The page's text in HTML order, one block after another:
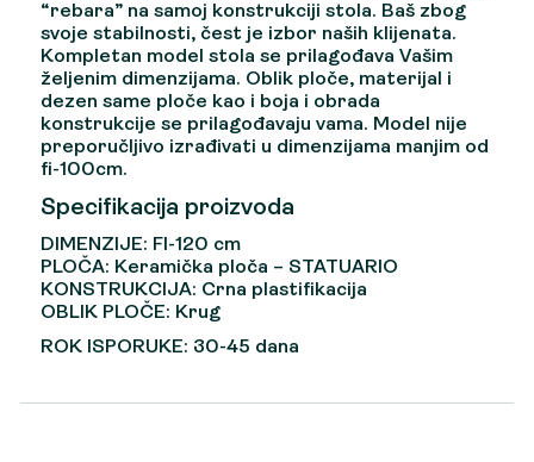
“rebara” na samoj konstrukciji stola. Baš zbog
svoje stabilnosti, čest je izbor naših klijenata.
Kompletan model stola se prilagođava Vašim
željenim dimenzijama. Oblik ploče, materijal i
dezen same ploče kao i boja i obrada
konstrukcije se prilagođavaju vama. Model nije
preporučljivo izrađivati u dimenzijama manjim od
fi-100cm.
Specifikacija proizvoda
DIMENZIJE: FI-120 cm
PLOČA: Keramička ploča – STATUARIO
KONSTRUKCIJA: Crna plastifikacija
OBLIK PLOČE: Krug
ROK ISPORUKE: 30-45 dana